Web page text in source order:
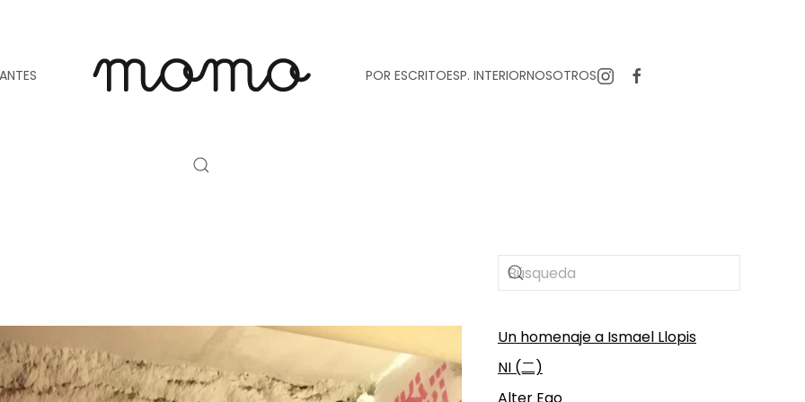
POR ESCRITOESP. INTERIORNOSOTROS
Un homenaje a Ismael Llopis
NI (二)